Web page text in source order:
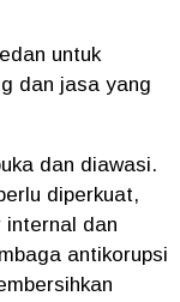
untuk
dan jasa yang
dan diawasi.
diperkuat,
internal dan
antikorupsi